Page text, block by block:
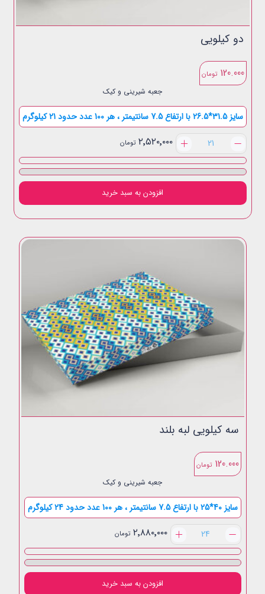
دو کیلویی
120.000 تومان
جعبه شیرینی و کیک
سایز 31.5*26.5 با ارتفاع 7.5 سانتیمتر ، هر 100 عدد حدود 21 کیلوگرم
دو
کیلویی
عدد
۲٬۵۲۰٬۰۰۰ تومان
افزودن به سبد خرید
سه کیلویی لبه بلند
120.000 تومان
جعبه شیرینی و کیک
سایز 40*25 با ارتفاع 7.5 سانتیمتر ، هر 100 عدد حدود 24 کیلوگرم
سه
کیلویی
لبه
بلند
عدد
۲٬۸۸۰٬۰۰۰ تومان
افزودن به سبد خرید